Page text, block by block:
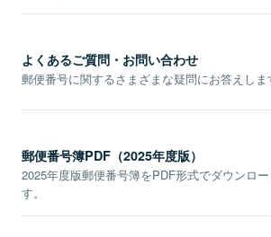
よくあるご質問・お問い合わせ
郵便番号に関するさまざまな疑問にお答えしま
郵便番号簿PDF（2025年度版）
2025年度版郵便番号簿をPDF形式でダウンロー
す。